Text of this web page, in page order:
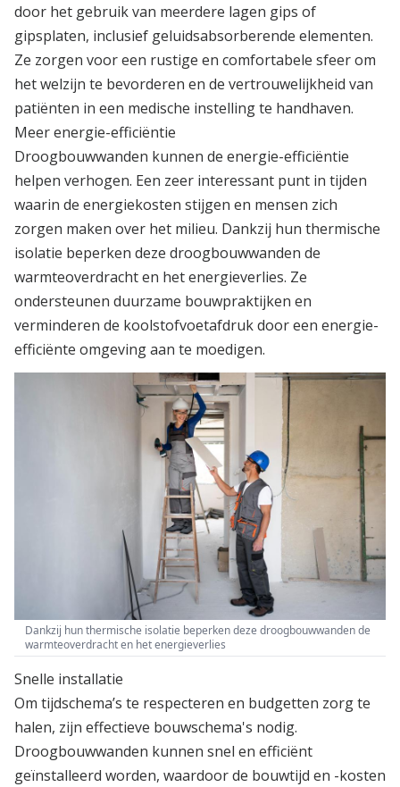
door het gebruik van meerdere lagen gips of
gipsplaten, inclusief geluidsabsorberende elementen.
Ze zorgen voor een rustige en comfortabele sfeer om
het welzijn te bevorderen en de vertrouwelijkheid van
patiënten in een medische instelling te handhaven.
Meer energie-efficiëntie
Droogbouwwanden kunnen de energie-efficiëntie
helpen verhogen. Een zeer interessant punt in tijden
waarin de energiekosten stijgen en mensen zich
zorgen maken over het milieu. Dankzij hun thermische
isolatie beperken deze droogbouwwanden de
warmteoverdracht en het energieverlies. Ze
ondersteunen duurzame bouwpraktijken en
verminderen de koolstofvoetafdruk door een energie-
efficiënte omgeving aan te moedigen.
Dankzij hun thermische isolatie beperken deze droogbouwwanden de
warmteoverdracht en het energieverlies
Snelle installatie
Om tijdschema’s te respecteren en budgetten zorg te
halen, zijn effectieve bouwschema's nodig.
Droogbouwwanden kunnen snel en efficiënt
geïnstalleerd worden, waardoor de bouwtijd en -kosten